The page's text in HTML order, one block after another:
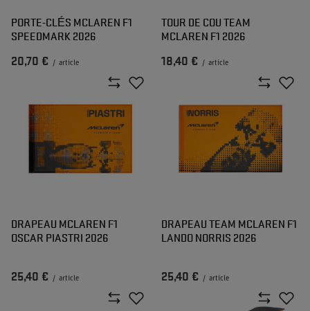
PORTE-CLÉS MCLAREN F1
SPEEDMARK 2026
20,70 € / article
TOUR DE COU TEAM
MCLAREN F1 2026
18,40 € / article
DRAPEAU MCLAREN F1
OSCAR PIASTRI 2026
25,40 € / article
DRAPEAU TEAM MCLAREN F1
LANDO NORRIS 2026
25,40 € / article